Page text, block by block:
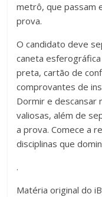
metrô, que passam
prova.
O candidato deve
caneta
preta, cartão de
comprovantes de
Dormir e descansar
valiosas, além de
a prova. Comece a
disciplinas que
.
Matéria original do